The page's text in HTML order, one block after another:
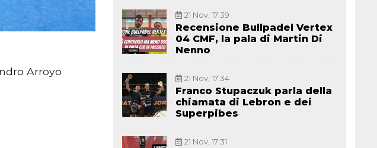
Arroyo
21 Nov, 17:39
Recensione Bullpadel Vertex
04 CMF, la pala di Martin Di
Nenno
21 Nov, 17:34
Franco Stupaczuk parla della
chiamata di Lebron e dei
Superpibes
21 Nov, 17:31